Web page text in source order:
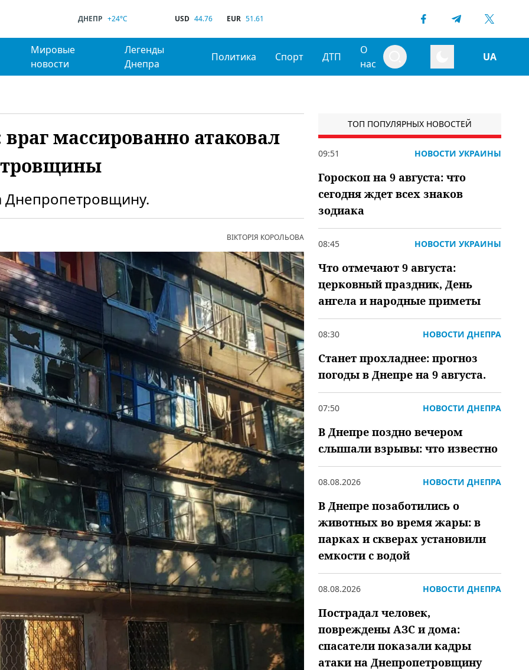
ДНЕПР +24°C USD 44.76 EUR 51.61
Мировые
новости
Легенды
Днепра
Политика Спорт ДТП
О
нас
UA
массированно атаковал
Днепропетровщину.
ВІКТОРІЯ КОРОЛЬОВА
ТОП ПОПУЛЯРНЫХ НОВОСТЕЙ
09:51 НОВОСТИ УКРАИНЫ
Гороскоп на 9 августа: что
сегодня ждет всех знаков
зодиака
08:45 НОВОСТИ УКРАИНЫ
Что отмечают 9 августа:
церковный праздник, День
ангела и народные приметы
08:30 НОВОСТИ ДНЕПРА
Станет прохладнее: прогноз
погоды в Днепре на 9 августа.
07:50 НОВОСТИ ДНЕПРА
В Днепре поздно вечером
слышали взрывы: что известно
08.08.2026 НОВОСТИ ДНЕПРА
В Днепре позаботились о
животных во время жары: в
парках и скверах установили
емкости с водой
08.08.2026 НОВОСТИ ДНЕПРА
Пострадал человек,
повреждены АЗС и дома:
спасатели показали кадры
атаки на Днепропетровщину